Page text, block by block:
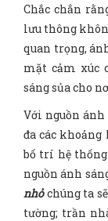
Chắc chắn
lưu thông
quan trọng,
mặt cảm xúc
sáng sủa cho
Với nguồn
đa các khoảng
bố trí hệ thống
nguồn ánh
nhỏchúng ta
tường; trần